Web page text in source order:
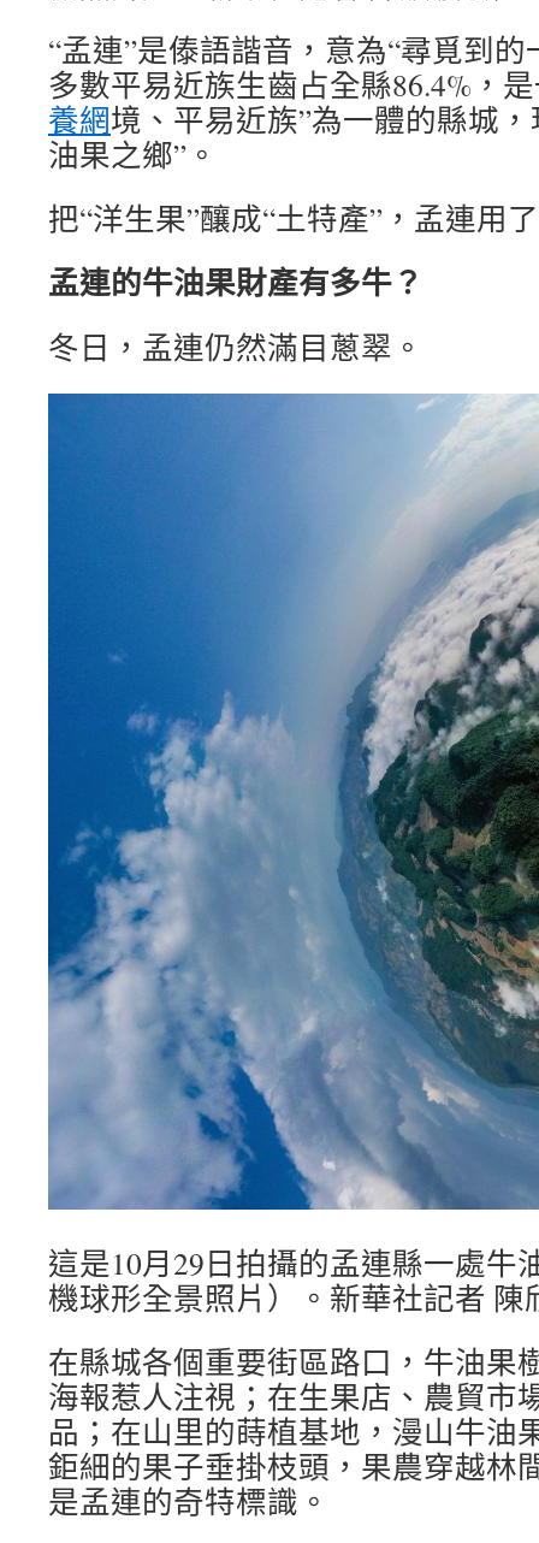
“孟連”是傣語諧音，意為“尋覓到
多數平易近族生齒占全縣86.4%，
養網境、平易近族”為一體的縣城
油果之鄉”。
把“洋生果”釀成“土特產”，孟連用
孟連的牛油果財產有多牛？
冬日，孟連仍然滿目蔥翠。
這是10月29日拍攝的孟連縣一處牛
機球形全景照片）。新華社記者 陳
在縣城各個重要街區路口，牛油果
海報惹人注視；在生果店、農貿市
品；在山里的蒔植基地，漫山牛油
鉅細的果子垂掛枝頭，果農穿越
是孟連的奇特標識。